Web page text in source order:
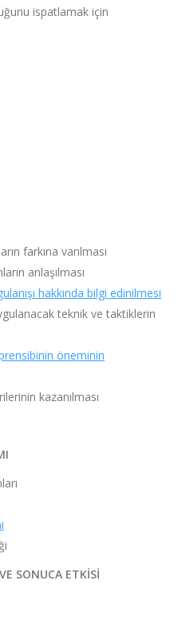
ispatlamak için
farkına varılması
anlaşılması
hakkında bilgi edinilmesi
teknik ve taktiklerin
öneminin
kazanılması
SONUCA ETKİSİ